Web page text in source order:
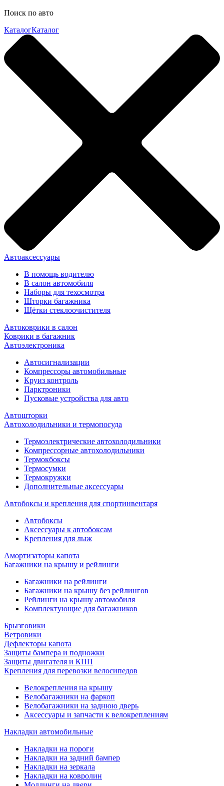
Поиск по авто
КаталогКаталог
Автоаксессуары
В помощь водителю
В салон автомобиля
Наборы для техосмотра
Шторки багажника
Щётки стеклоочистителя
Автоковрики в салон
Коврики в багажник
Автоэлектроника
Автосигнализации
Компрессоры автомобильные
Круиз контроль
Парктроники
Пусковые устройства для авто
Автошторки
Автохолодильники и термопосуда
Термоэлектрические автохолодильники
Компрессорные автохолодильники
Термокбоксы
Термосумки
Термокружки
Дополнительные аксессуары
Автобоксы и крепления для спортинвентаря
Автобоксы
Аксессуары к автобоксам
Крепления для лыж
Амортизаторы капота
Багажники на крышу и рейлинги
Багажники на рейлинги
Багажники на крышу без рейлингов
Рейлинги на крышу автомобиля
Комплектующие для багажников
Брызговики
Ветровики
Дефлекторы капота
Защиты бампера и подножки
Защиты двигателя и КПП
Крепления для перевозки велосипедов
Велокрепления на крышу
Велобагажники на фаркоп
Велобагажники на заднюю дверь
Аксессуары и запчасти к велокреплениям
Накладки автомобильные
Накладки на пороги
Накладки на задний бампер
Накладки на зеркала
Накладки на ковролин